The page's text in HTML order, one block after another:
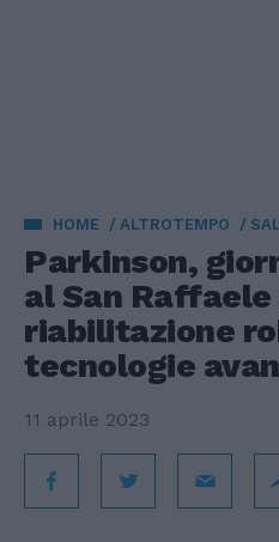
HOME ALTROTEMPO
Parkinson,
al San Raffaele
riabilitazione
tecnologie
11 aprile 2023